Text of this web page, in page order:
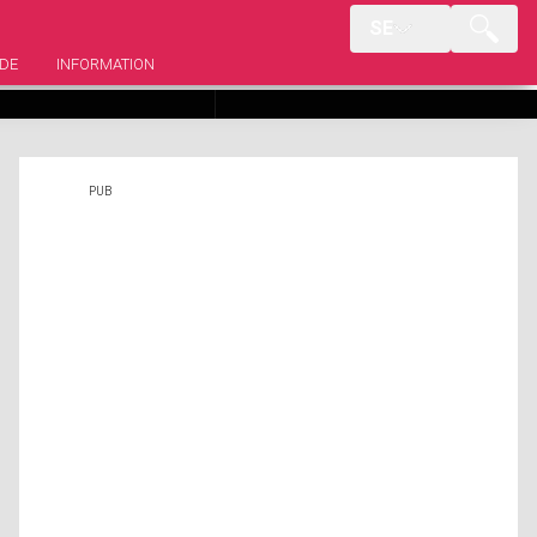
INFORMATION
(och andra från din
Kändisdödsfall som försatte oss